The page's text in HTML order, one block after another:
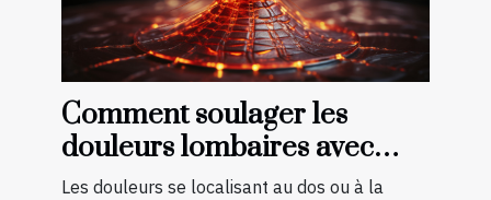
Comment soulager les
douleurs lombaires avec
quelques exercices ?
Les douleurs se localisant au dos ou à la